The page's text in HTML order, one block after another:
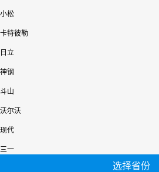
小松
卡特彼勒
日立
神钢
斗山
沃尔沃
现代
三一
选择省份